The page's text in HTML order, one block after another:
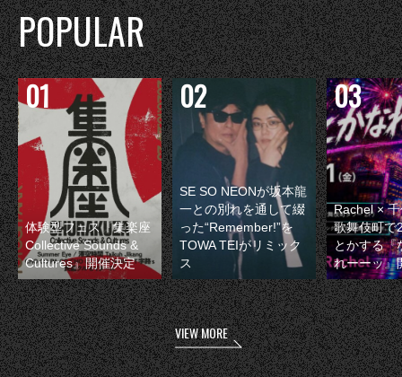
POPULAR
体験型フェス『集楽座
Collective Sounds &
Cultures』開催決定
SE SO NEONが坂本龍
一との別れを通して綴
った“Remember!”を
TOWA TEIがリミック
ス
Rachel ×
歌舞伎町で
とかする『
れーーッ』
VIEW MORE